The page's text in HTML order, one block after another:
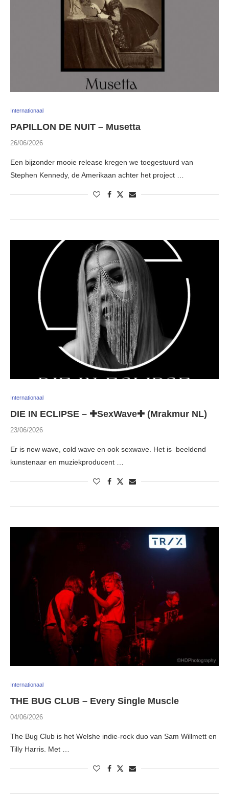
Internationaal
PAPILLON DE NUIT – Musetta
26/06/2026
Een bijzonder mooie release kregen we toegestuurd van
Stephen Kennedy, de Amerikaan achter het project …
Internationaal
DIE IN ECLIPSE – ✚SexWave✚ (Mrakmur NL)
23/06/2026
Er is new wave, cold wave en ook sexwave. Het is beeldend
kunstenaar en muziekproducent …
Internationaal
THE BUG CLUB – Every Single Muscle
04/06/2026
The Bug Club is het Welshe indie-rock duo van Sam Willmett en
Tilly Harris. Met …